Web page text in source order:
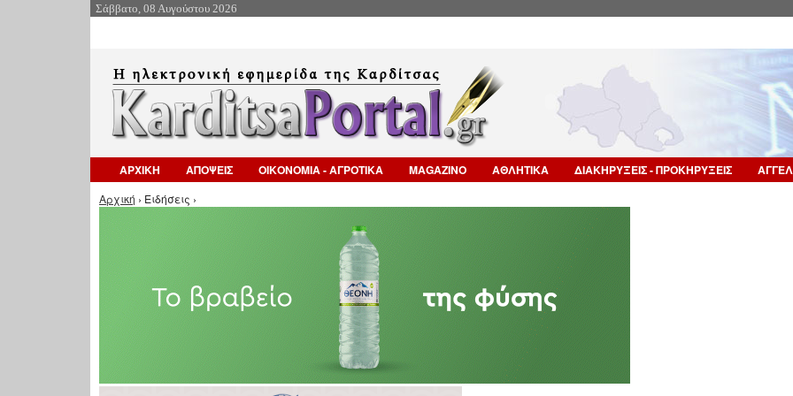
Σάββατο, 08 Αυγούστου 2026
ΑΡΧΙΚΗ ΑΠΟΨΕΙΣ ΟΙΚΟΝΟΜΙΑ - ΑΓΡΟΤΙΚΑ MAGAZINO ΑΘΛΗΤΙΚΑ ΔΙΑΚΗΡΥΞΕΙΣ - ΠΡΟΚΗΡΥΞΕΙΣ
Είστε εδώ
Αρχική › Ειδήσεις ›